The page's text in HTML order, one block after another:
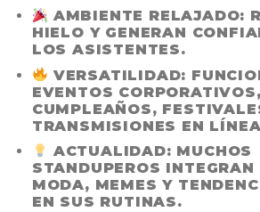
AMBIENTE RELAJADO:
HIELO Y GENERAN
LOS ASISTENTES.
VERSATILIDAD:
EVENTOS
CUMPLEAÑOS,
TRANSMISIONES EN
ACTUALIDAD: MUCHOS
STANDUPEROS INTEGRAN
MODA, MEMES Y
EN SUS RUTINAS.